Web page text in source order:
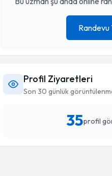
Randevu
Profil Ziyaretleri
Son 30 günlük
35profil